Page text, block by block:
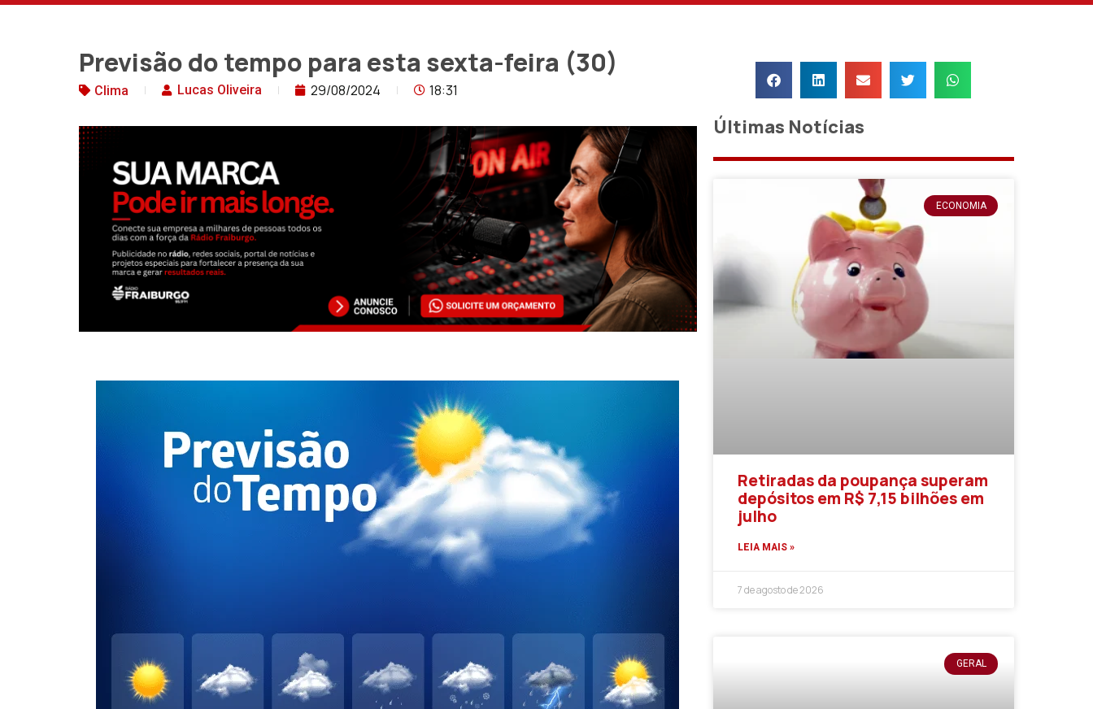
Previsão do tempo para esta sexta-feira (30)
Clima Lucas Oliveira 29/08/2024 18:31
Últimas Notícias
ECONOMIA
Retiradas da poupança superam
depósitos em R$ 7,15 bilhões em
julho
LEIA MAIS »
7 de agosto de 2026
GERAL